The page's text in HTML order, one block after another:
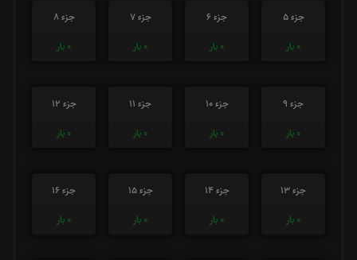
جزء 5
0 بار
جزء 6
0 بار
جزء 7
0 بار
جزء 8
0 بار
جزء 9
0 بار
جزء 10
0 بار
جزء 11
0 بار
جزء 12
0 بار
جزء 13
0 بار
جزء 14
0 بار
جزء 15
0 بار
جزء 16
0 بار